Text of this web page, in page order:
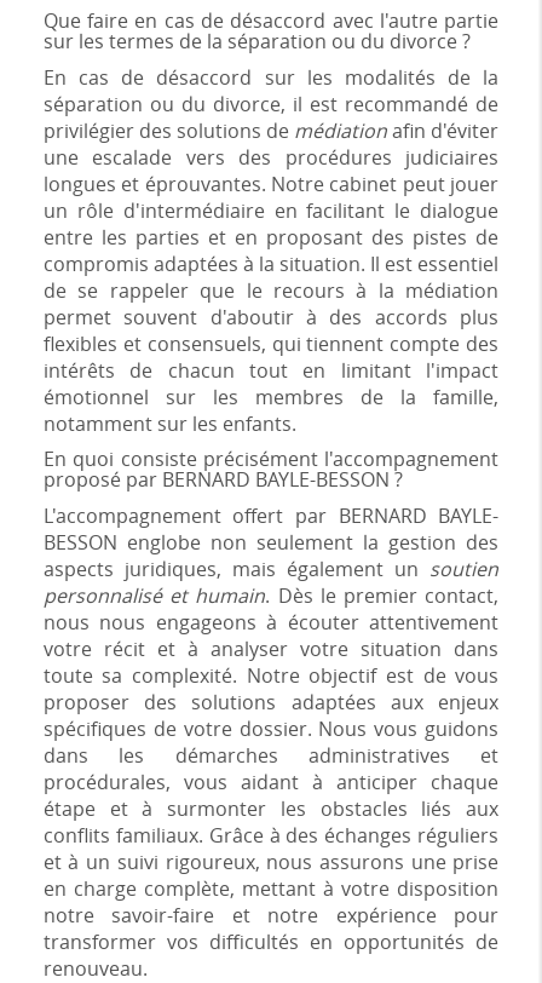
Que faire en cas de désaccord avec l'autre partie
sur les termes de la séparation ou du divorce ?
En cas de désaccord sur les modalités de la
séparation ou du divorce, il est recommandé de
privilégier des solutions de médiationafin d'éviter
une escalade vers des procédures judiciaires
longues et éprouvantes. Notre cabinet peut jouer
un rôle d'intermédiaire en facilitant le dialogue
entre les parties et en proposant des pistes de
compromis adaptées à la situation. Il est essentiel
de se rappeler que le recours à la médiation
permet souvent d'aboutir à des accords plus
flexibles et consensuels, qui tiennent compte des
intérêts de chacun tout en limitant l'impact
émotionnel sur les membres de la famille,
notamment sur les enfants.
En quoi consiste précisément l'accompagnement
proposé par BERNARD BAYLE-BESSON ?
L'accompagnement offert par BERNARD BAYLE-
BESSON englobe non seulement la gestion des
aspects juridiques, mais également un soutien
personnalisé et humain. Dès le premier contact,
nous nous engageons à écouter attentivement
votre récit et à analyser votre situation dans
toute sa complexité. Notre objectif est de vous
proposer des solutions adaptées aux enjeux
spécifiques de votre dossier. Nous vous guidons
dans les démarches administratives et
procédurales, vous aidant à anticiper chaque
étape et à surmonter les obstacles liés aux
conflits familiaux. Grâce à des échanges réguliers
et à un suivi rigoureux, nous assurons une prise
en charge complète, mettant à votre disposition
notre savoir-faire et notre expérience pour
transformer vos difficultés en opportunités de
renouveau.